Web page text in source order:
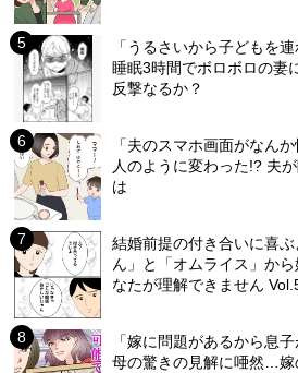
「うるさいから子どもを
睡眠3時間でボロボロの
反撃なるか？
「夫のスマホ画面がなん
人のように変わった!? 夫
は
結婚前提の付き合いに喜
ん」と「オムライス」か
なたが理解できません Vol.5
「嫁に問題があるから息
母の驚きの見解に唖然…嫁